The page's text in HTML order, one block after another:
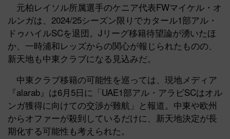
元柏レイソル所属選手のケニア代表FWマイケル・オ
ルンガは、2024/25シーズン限りでカタール1部アル・
ドゥハイルSCを退団。Jリーグ移籍待望論が湧いたほ
か、一時浦和レッズからの関心が報じられたものの、
新天地も中東クラブになる見込みだ。
中東クラブ移籍の可能性を巡っては、現地メディア
『alarab』は6月5日に「UAE1部アル・アラビSCはオル
ンガ獲得に向けての交渉が難航」と報道。中東や欧州
からオファーが殺到しているだけに、新天地決定が長
期化する可能性も考えられた。